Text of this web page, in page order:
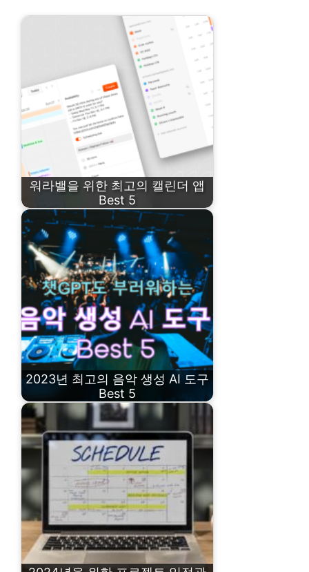
워라밸을 위한 최고의 캘린더 앱
Best 5
2023년 최고의 음악 생성 AI 도구
Best 5